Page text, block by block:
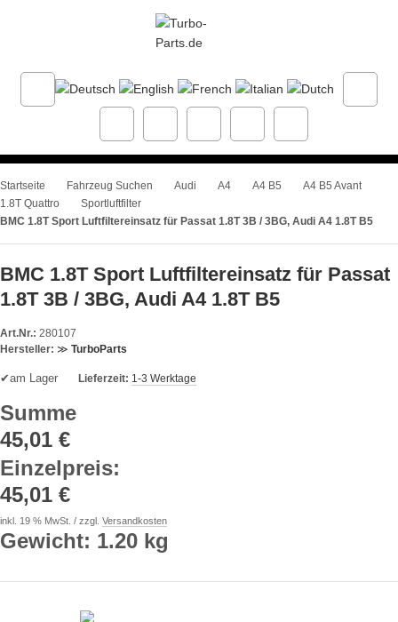
Startseite Fahrzeug Suchen Audi A4 A4 B5
A4 B5 Avant
1.8T Quattro
Sportluftfilter
BMC 1.8T Sport Luftfiltereinsatz für Passat 1.8T 3B / 3BG, Audi A4 1.8T B5
BMC 1.8T Sport Luftfiltereinsatz für Passat
1.8T 3B / 3BG, Audi A4 1.8T B5
Art.Nr.: 280107
Hersteller: ≫ TurboParts
✔am Lager Lieferzeit: 1-3 Werktage
Summe
45,01 €
Einzelpreis:
45,01 €
inkl. 19 % MwSt. / zzgl. Versandkosten
Gewicht: 1.20 kg